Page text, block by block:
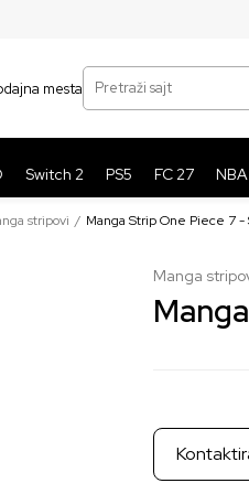
mesta
Pretraži sajt
Switch 2 PS5 FC 27
stripovi Manga Strip One Piece 7 -
Manga